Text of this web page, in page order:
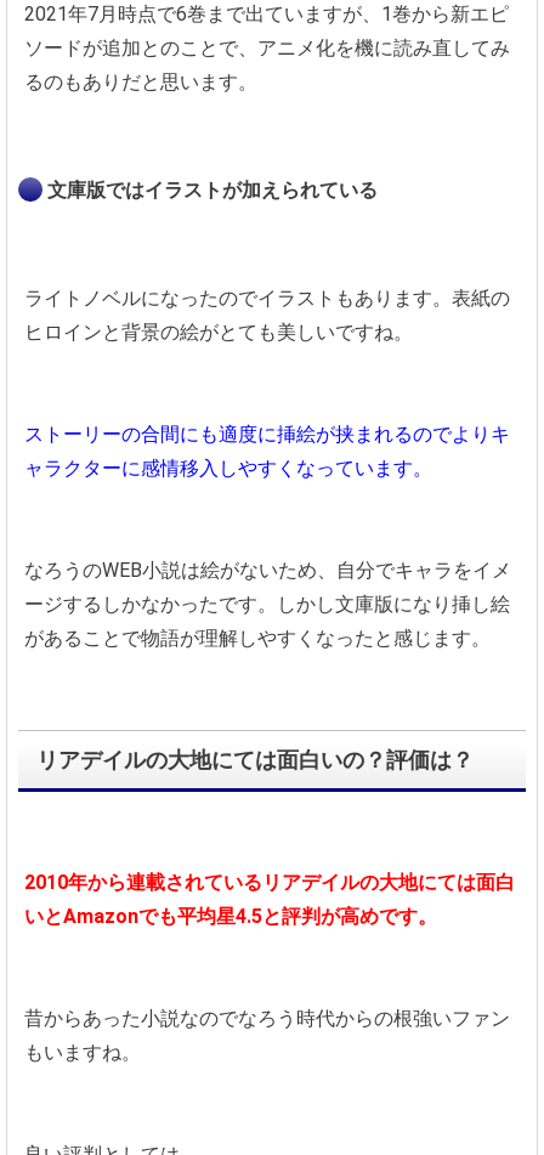
2021年7月時点で6巻まで出ていますが、1巻から新エピ
ソードが追加とのことで、アニメ化を機に読み直してみ
るのもありだと思います。
文庫版ではイラストが加えられている
ライトノベルになったのでイラストもあります。表紙の
ヒロインと背景の絵がとても美しいですね。
ストーリーの合間にも適度に挿絵が挟まれるのでよりキ
ャラクターに感情移入しやすくなっています。
なろうのWEB小説は絵がないため、自分でキャラをイメ
ージするしかなかったです。しかし文庫版になり挿し絵
があることで物語が理解しやすくなったと感じます。
リアデイルの大地にては面白いの？評価は？
2010年から連載されているリアデイルの大地にては面白
いとAmazonでも平均星4.5と評判が高めです。
昔からあった小説なのでなろう時代からの根強いファン
もいますね。